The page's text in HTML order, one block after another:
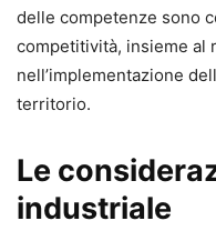
delle competenze sono
competitività, insieme al
nell’implementazione
territorio.
Le
industriale